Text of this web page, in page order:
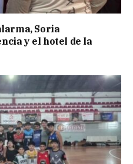
Soria
y el hotel de la